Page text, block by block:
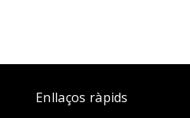
Enllaços ràpids